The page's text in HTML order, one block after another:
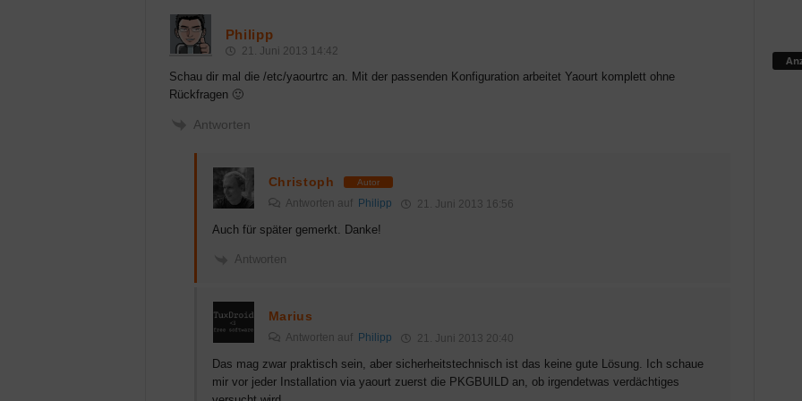
Philipp
21. Juni 2013 14:42
Schau dir mal die /etc/yaourtrc an. Mit der passenden Konfiguration arbeitet Yaourt komplett ohne
Rückfragen 🙂
Antworten
Christoph Autor
Antworten auf Philipp 21. Juni 2013 16:56
Auch für später gemerkt. Danke!
Antworten
Marius
Antworten auf Philipp 21. Juni 2013 20:40
Das mag zwar praktisch sein, aber sicherheitstechnisch ist das keine gute Lösung. Ich schaue
mir vor jeder Installation via yaourt zuerst die PKGBUILD an, ob irgendetwas verdächtiges